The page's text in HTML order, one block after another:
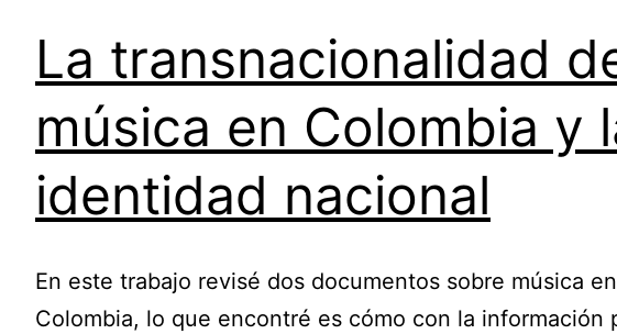
La transnacionalidad
música en Colombia y
identidad nacional
En este trabajo revisé dos documentos sobre música en
Colombia, lo que encontré es cómo con la información